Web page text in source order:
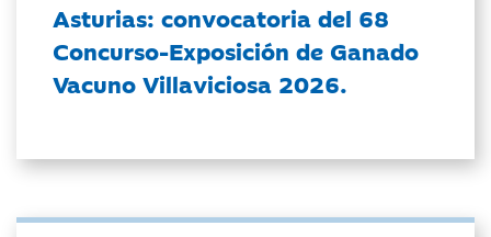
Asturias: convocatoria del 68
Concurso-Exposición de Ganado
Vacuno Villaviciosa 2026.